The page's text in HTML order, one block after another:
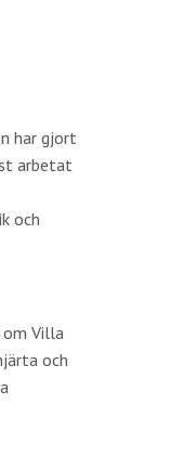
har gjort
arbetat
och
om Villa
och